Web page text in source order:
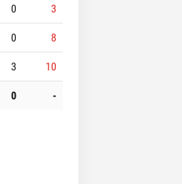
0
3
0
8
3
10
0 -